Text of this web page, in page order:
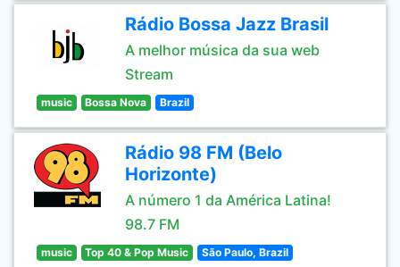
Rádio Bossa Jazz Brasil
A melhor música da sua web
Stream
music Bossa Nova Brazil
Rádio 98 FM (Belo
Horizonte)
A número 1 da América Latina!
98.7 FM
music Top 40 & Pop Music São Paulo, Brazil